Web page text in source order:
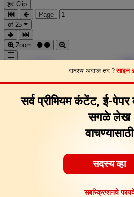
सदस्य असाल तर ?साइन
सर्व प्रीमियम कंटेंट, ई-पेपर
सगळे लेख
वाचण्यासाठी
सदस्य व्हा
सबस्क्रिप्शनचे फायदे
Clip
Page
of 25
Zoom